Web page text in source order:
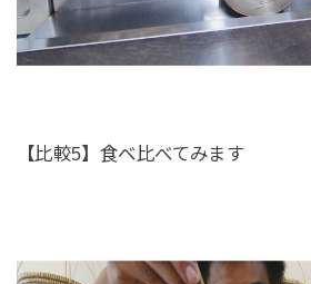
【比較5】食べ比べてみます